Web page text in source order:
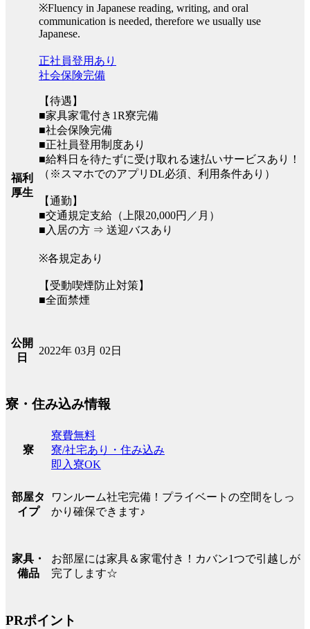
※Fluency in Japanese reading, writing, and oral
communication is needed, therefore we usually use
Japanese.
福利
厚生
正社員登用あり
社会保険完備
【待遇】
■家具家電付き1R寮完備
■社会保険完備
■正社員登用制度あり
■給料日を待たずに受け取れる速払いサービスあり！
（※スマホでのアプリDL必須、利用条件あり）
【通勤】
■交通規定支給（上限20,000円／月）
■入居の方 ⇒ 送迎バスあり
※各規定あり
【受動喫煙防止対策】
■全面禁煙
公開
日
2022年 03月 02日
寮・住み込み情報
寮
寮費無料
寮/社宅あり・住み込み
即入寮OK
部屋タ
イプ
ワンルーム社宅完備！プライベートの空間をしっ
かり確保できます♪
家具・
備品
お部屋には家具＆家電付き！カバン1つで引越しが
完了します☆
PRポイント